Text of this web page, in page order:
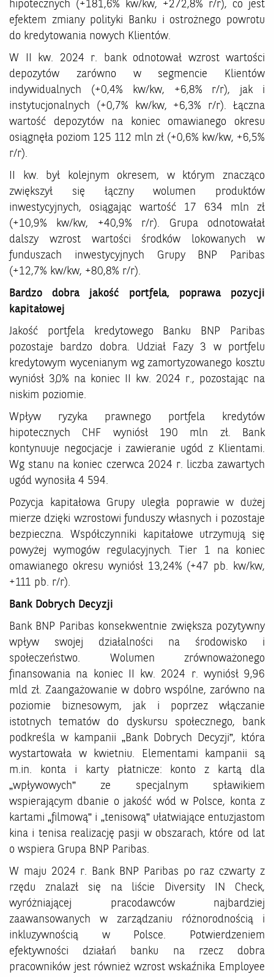
hipotecznych (+181,6% kw/kw, +272,8% r/r), co jest
efektem zmiany polityki Banku i ostrożnego powrotu
do kredytowania nowych Klientów.
W II kw. 2024 r. bank odnotował wzrost wartości
depozytów zarówno w segmencie Klientów
indywidualnych (+0,4% kw/kw, +6,8% r/r), jak i
instytucjonalnych (+0,7% kw/kw, +6,3% r/r). Łączna
wartość depozytów na koniec omawianego okresu
osiągnęła poziom 125 112 mln zł (+0,6% kw/kw, +6,5%
r/r).
II kw. był kolejnym okresem, w którym znacząco
zwiększył się łączny wolumen produktów
inwestycyjnych, osiągając wartość 17 634 mln zł
(+10,9% kw/kw, +40,9% r/r). Grupa odnotowałał
dalszy wzrost wartości środków lokowanych w
funduszach inwestycyjnych Grupy BNP Paribas
(+12,7% kw/kw, +80,8% r/r).
Bardzo dobra jakość portfela, poprawa pozycji
kapitałowej
Jakość portfela kredytowego Banku BNP Paribas
pozostaje bardzo dobra. Udział Fazy 3 w portfelu
kredytowym wycenianym wg zamortyzowanego kosztu
wyniósł 3,0% na koniec II kw. 2024 r., pozostając na
niskim poziomie.
Wpływ ryzyka prawnego portfela kredytów
hipotecznych CHF wyniósł 190 mln zł. Bank
kontynuuje negocjacje i zawieranie ugód z Klientami.
Wg stanu na koniec czerwca 2024 r. liczba zawartych
ugód wynosiła 4 594.
Pozycja kapitałowa Grupy uległa poprawie w dużej
mierze dzięki wzrostowi funduszy własnych i pozostaje
bezpieczna. Współczynniki kapitałowe utrzymują się
powyżej wymogów regulacyjnych. Tier 1 na koniec
omawianego okresu wyniósł 13,24% (+47 pb. kw/kw,
+111 pb. r/r).
Bank Dobrych Decyzji
Bank BNP Paribas konsekwentnie zwiększa pozytywny
wpływ swojej działalności na środowisko i
społeczeństwo. Wolumen zrównoważonego
finansowania na koniec II kw. 2024 r. wyniósł 9,96
mld zł. Zaangażowanie w dobro wspólne, zarówno na
poziomie biznesowym, jak i poprzez włączanie
istotnych tematów do dyskursu społecznego, bank
podkreśla w kampanii „Bank Dobrych Decyzji”, która
wystartowała w kwietniu. Elementami kampanii są
m.in. konta i karty płatnicze: konto z kartą dla
„wpływowych” ze specjalnym spławikiem
wspierającym dbanie o jakość wód w Polsce, konta z
kartami „filmową” i „tenisową” ułatwiające entuzjastom
kina i tenisa realizację pasji w obszarach, które od lat
o wspiera Grupa BNP Paribas.
W maju 2024 r. Bank BNP Paribas po raz czwarty z
rzędu znalazł się na liście Diversity IN Check,
wyróżniającej pracodawców najbardziej
zaawansowanych w zarządzaniu różnorodnością i
inkluzywnością w Polsce. Potwierdzeniem
efektywności działań banku na rzecz dobra
pracowników jest również wzrost wskaźnika Employee